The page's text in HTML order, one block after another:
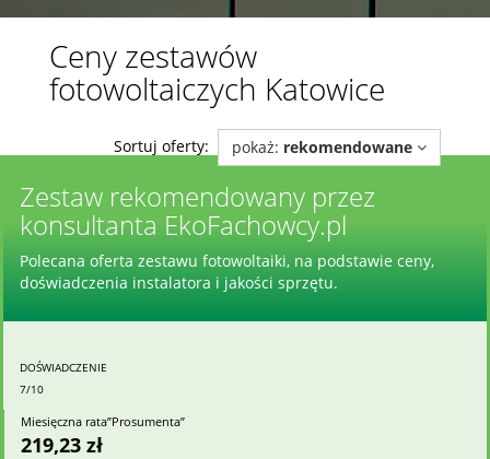
Ceny zestawów
fotowoltaiczych Katowice
Sortuj oferty: pokaż: rekomendowane
Zestaw rekomendowany przez
konsultanta EkoFachowcy.pl
Polecana oferta zestawu fotowoltaiki, na podstawie ceny,
doświadczenia instalatora i jakości sprzętu.
DOŚWIADCZENIE
7/10
Miesięczna rata”Prosumenta”
219,23 zł